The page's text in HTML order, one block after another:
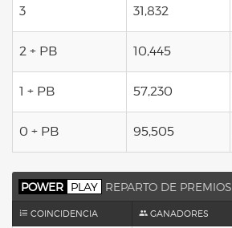
3 31,832
2 + PB 10,445
1 + PB 57,230
0 + PB 95,505
POWER PLAY REPARTO DE PREMIOS
COINCIDENCIA GANADORES